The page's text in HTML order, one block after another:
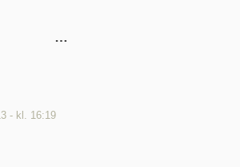
- kl. 16:19